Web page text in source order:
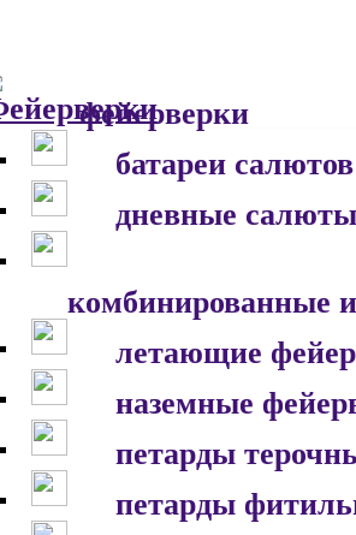
фейерверки
батареи салютов
дневные салюты
комбинированные
летающие
наземные
петарды
петарды